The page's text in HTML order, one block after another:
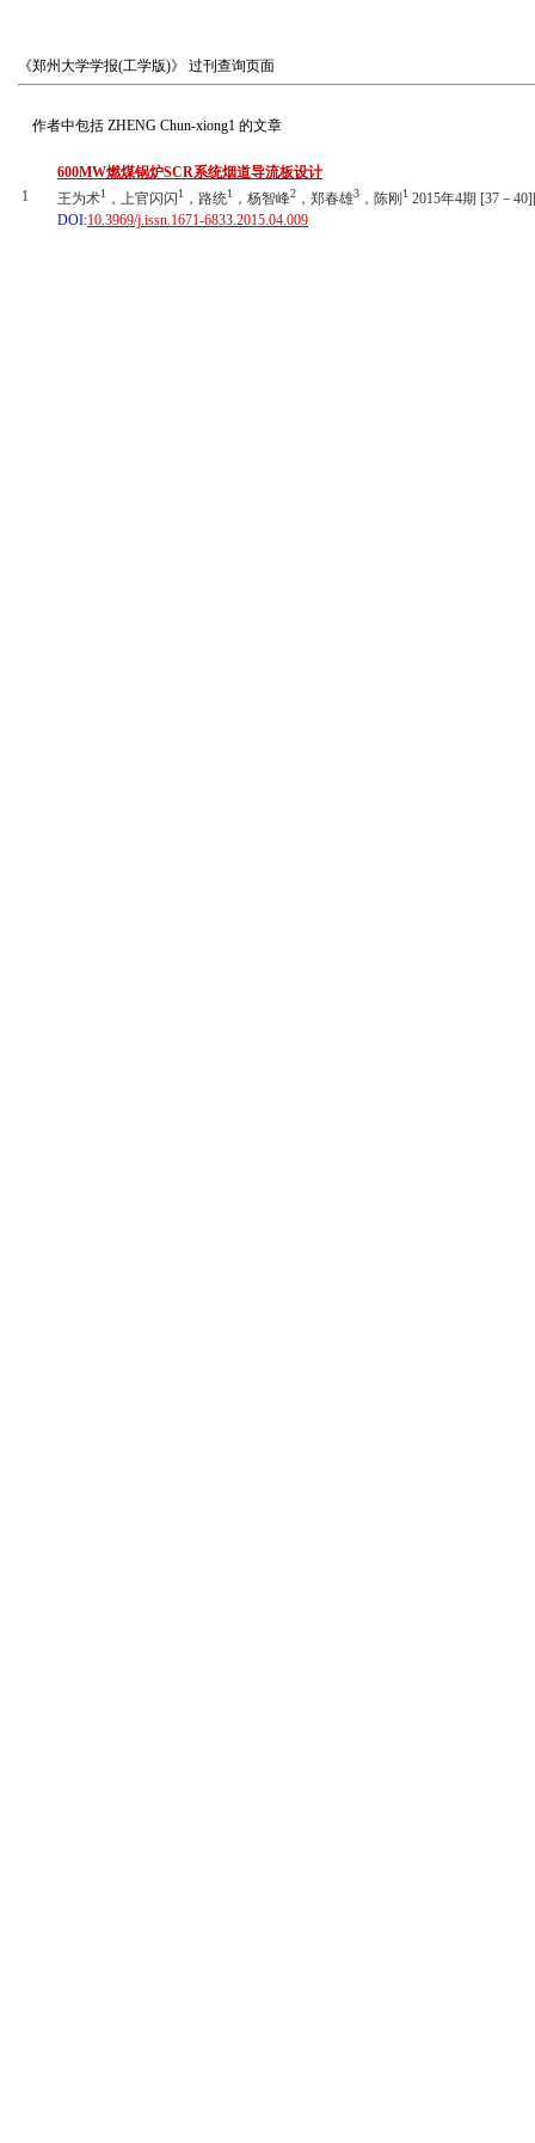
《郑州大学学报(工学版)》 过刊查询页面
作者中包括 ZHENG Chun-xiong1 的文章
1
600MW燃煤锅炉SCR系统烟道导流板设计
王为术1 ，上官闪闪 1 ，路统1 ，杨智峰2 ，郑春雄3 ，陈刚 1 2015年4期 [37－
DOI:10.3969/j.issn.1671-6833.2015.04.009